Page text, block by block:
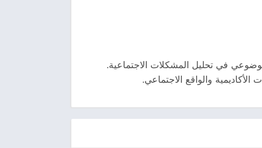
في تحليل المشكلات الاجتماعية.
والواقع الاجتماعي.